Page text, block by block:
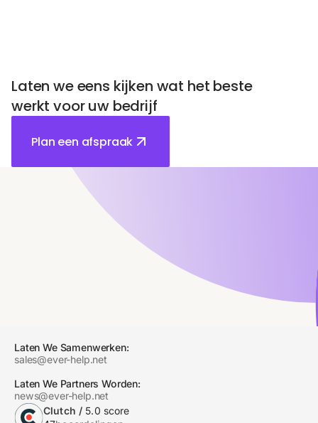
Laten we eens kijken wat het beste
werkt voor uw bedrijf
Plan een afspraak
Laten We Samenwerken:
sales@ever-help.net
Laten We Partners Worden:
news@ever-help.net
Clutch / 5.0 score